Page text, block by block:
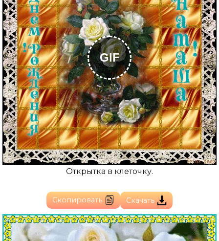
GIF
Открытка в клеточку.
Скопировать Скачать